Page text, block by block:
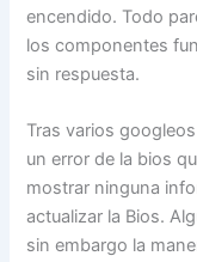
encendido. Todo
los componentes
sin respuesta.
Tras varios
un error de la bios
mostrar ninguna
actualizar la Bios.
sin embargo la